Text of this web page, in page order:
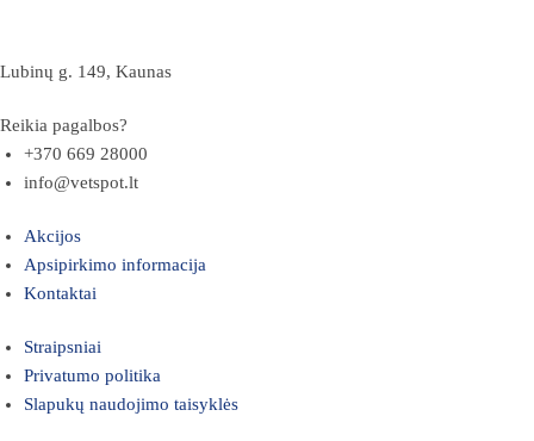
Lubinų g. 149, Kaunas
Reikia pagalbos?
+370 669 28000
info@vetspot.lt
Akcijos
Apsipirkimo informacija
Kontaktai
Straipsniai
Privatumo politika
Slapukų naudojimo taisyklės